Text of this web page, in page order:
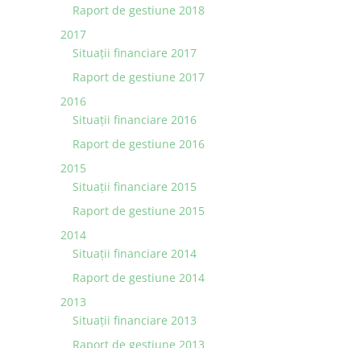
Raport de gestiune 2018
2017
Situații financiare 2017
Raport de gestiune 2017
2016
Situații financiare 2016
Raport de gestiune 2016
2015
Situaţii financiare 2015
Raport de gestiune 2015
2014
Situaţii financiare 2014
Raport de gestiune 2014
2013
Situaţii financiare 2013
Raport de gestiune 2013